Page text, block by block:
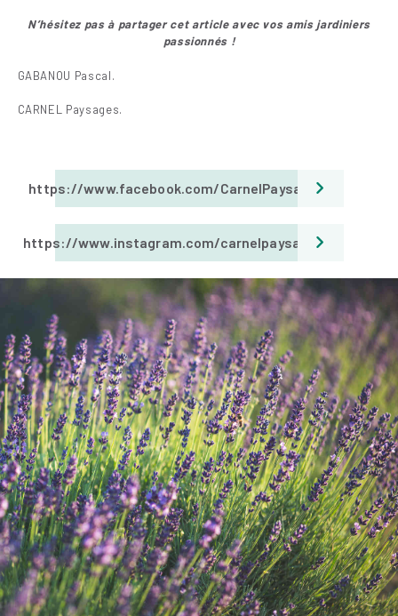
N’hésitez pas à partager cet article avec vos amis jardiniers
passionnés !
GABANOU Pascal.
CARNEL Paysages.
https://www.facebook.com/CarnelPaysages
https://www.instagram.com/carnelpaysages/